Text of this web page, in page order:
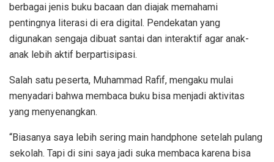
berbagai jenis buku bacaan dan diajak memahami
pentingnya literasi di era digital. Pendekatan yang
digunakan sengaja dibuat santai dan interaktif agar anak-
anak lebih aktif berpartisipasi.
Salah satu peserta, Muhammad Rafif, mengaku mulai
menyadari bahwa membaca buku bisa menjadi aktivitas
yang menyenangkan.
“Biasanya saya lebih sering main handphone setelah pulang
sekolah. Tapi di sini saya jadi suka membaca karena bisa